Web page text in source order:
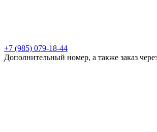
+7 (985) 079-18-44
Дополнительный номер, а также заказ